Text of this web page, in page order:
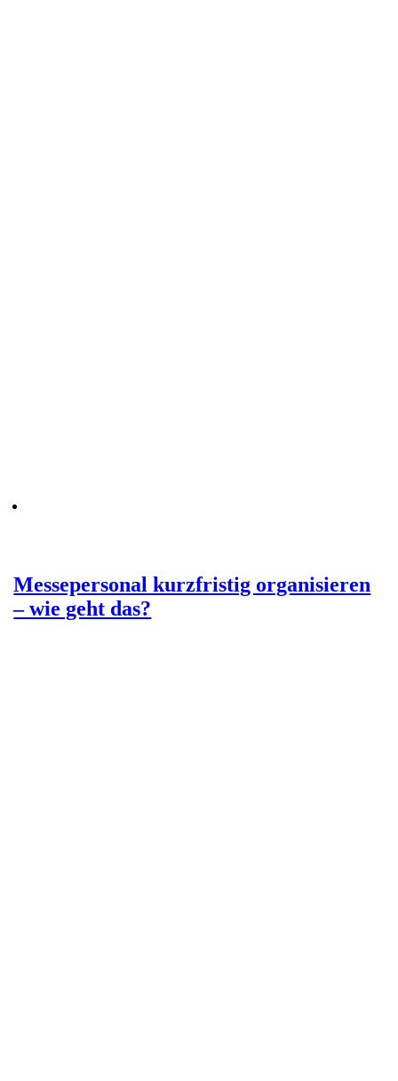
Messepersonal kurzfristig organisieren
– wie geht das?